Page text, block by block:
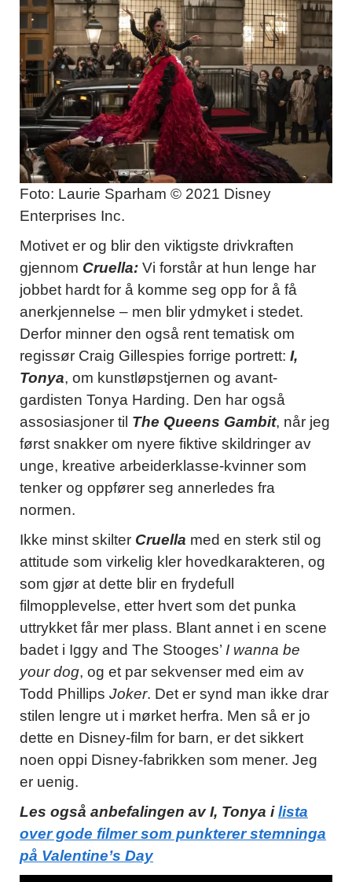
Foto: Laurie Sparham © 2021 Disney
Enterprises Inc.
Motivet er og blir den viktigste drivkraften
gjennom Cruella: Vi forstår at hun lenge har
jobbet hardt for å komme seg opp for å få
anerkjennelse – men blir ydmyket i stedet.
Derfor minner den også rent tematisk om
regissør Craig Gillespies forrige portrett: I,
Tonya, om kunstløpstjernen og avant-
gardisten Tonya Harding. Den har også
assosiasjoner til The Queens Gambit, når jeg
først snakker om nyere fiktive skildringer av
unge, kreative arbeiderklasse-kvinner som
tenker og oppfører seg annerledes fra
normen.
Ikke minst skilter Cruella med en sterk stil og
attitude som virkelig kler hovedkarakteren, og
som gjør at dette blir en frydefull
filmopplevelse, etter hvert som det punka
uttrykket får mer plass. Blant annet i en scene
badet i Iggy and The Stooges’ I wanna be
your dog, og et par sekvenser med eim av
Todd Phillips Joker. Det er synd man ikke drar
stilen lengre ut i mørket herfra. Men så er jo
dette en Disney-film for barn, er det sikkert
noen oppi Disney-fabrikken som mener. Jeg
er uenig.
Les også anbefalingen av I, Tonya ilista
over gode filmer som punkterer stemninga
på Valentine’s Day